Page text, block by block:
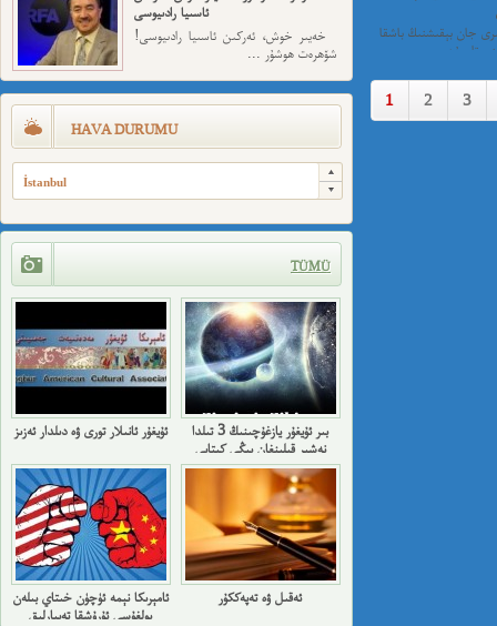
جان بېقىشنىڭ باشقا
1 2 3
ئاسىيا رادىيوسى
خەيىر خوش، ئەركىن ئاسىيا رادىيوسى!
شۆھرەت ھوشۇر ...
HAVA DURUMU
İstanbul
TÜMÜ
ئۇيغۇر ئانىلار تورى ۋە دىلدار ئەزىز
بىر ئۇيغۇر يازغۇچىنىڭ 3 تىلدا
نەشىر قىلىنغان يېڭى كىتابى
ئامېرىكا نېمە ئۈچۈن خىتاي بىلەن
بولغۇسى ئۇرۇشقا تەييارلىق
ئەقىل ۋە تەپەككۇر